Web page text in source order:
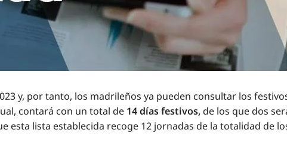
y, por tanto, los madrileños ya pueden consultar los
contará con un total de 14 días festivos,de los que dos
lista establecida recoge 12 jornadas de la totalidad de